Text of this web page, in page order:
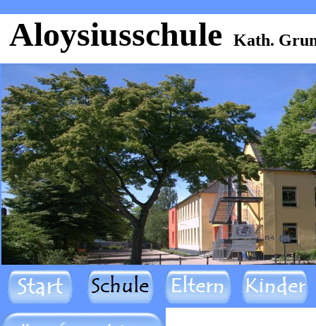
Aloysiusschule Kath.